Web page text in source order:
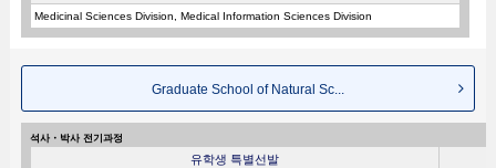
Medicinal Sciences Division, Medical Information Sciences Division
Graduate School of Natural Sc...
석사・박사 전기과정
유학생 특별선발